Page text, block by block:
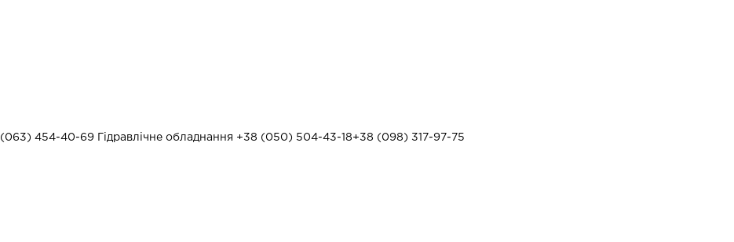
(063) 454-40-69 Гідравлічне обладнання +38 (050) 504-43-18+38 (098) 317-97-75